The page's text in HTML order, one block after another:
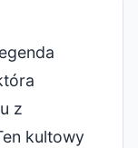
z
kultowy